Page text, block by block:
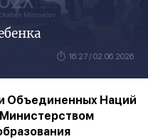
16:27 / 02.06.2026
Объединенных Наций